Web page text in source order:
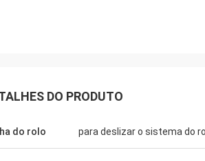
DO PRODUTO
do rolo para deslizar o sistema do